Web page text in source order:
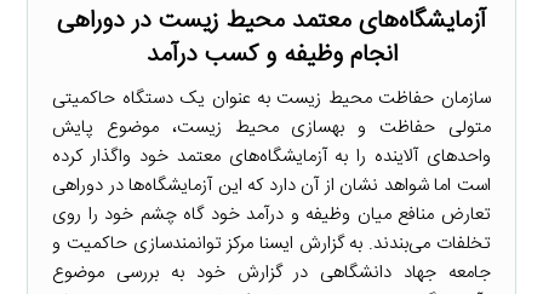
آزمایشگاه‌های معتمد محیط زیست در دوراهی
انجام وظیفه و کسب درآمد
سازمان حفاظت محیط‌ زیست به عنوان یک دستگاه حاکمیتی
متولی حفاظت و بهسازی محیط‌ زیست، موضوع پایش
واحدهای آلاینده را به آزمایشگاه‌های معتمد خود واگذار کرده
است اما شواهد نشان از آن دارد که این آزمایشگاه‌ها در دوراهی
تعارض منافع میان وظیفه و درآمد خود گاه چشم خود را روی
تخلفات می‌بندند. به گزارش ایسنا مرکز توانمندسازی حاکمیت و
جامعه جهاد دانشگاهی در گزارش خود به بررسی موضوع